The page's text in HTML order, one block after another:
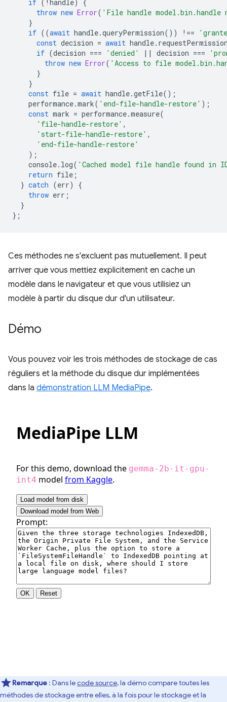
if ( ! handle)
{
throw new Error( 'File handle
}
if ((await handle.queryPermission()) !==
const decision = await handle.
if (decision === 'denied' || decision ===
throw new Error( 'Access to file
}
}
const file = await handle.getFile();
performance.mark( 'end-file-handle-restore' );
const mark = performance.measure(
'file-handle-restore' ,
'start-file-handle-restore' ,
'end-file-handle-restore'
);
console. log( 'Cached model file handle found in
return file ;
} catch (err)
{
throw err ;
}
};
Ces méthodes ne s'excluent pas mutuellement. Il peut
arriver que vous mettiez explicitement en cache un
modèle dans le navigateur et que vous utilisiez un
modèle à partir du disque dur d'un utilisateur.
Démo
Vous pouvez voir les trois méthodes de stockage de cas
réguliers et la méthode du disque dur implémentées
dans la démonstration LLM MediaPipe.
Remarque : Dans lecode source, la démo compare toutes les
méthodes de stockage entre elles, à la fois pour le stockage et la